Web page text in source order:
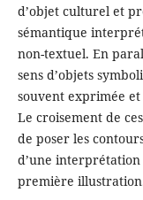
d’objet culturel et
sémantique
non-textuel. En
sens d’objets
souvent exprimée
Le croisement de
de poser les
d’une interprétation
première